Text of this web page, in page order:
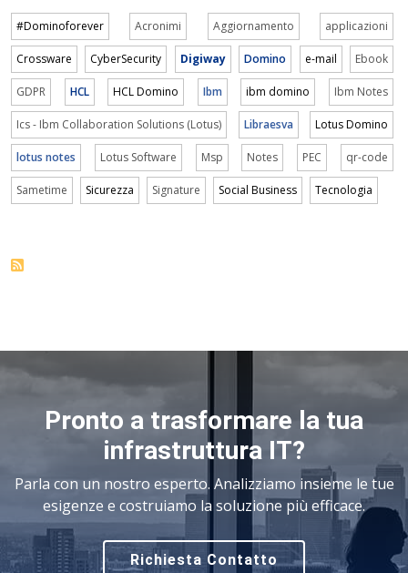
#Dominoforever Acronimi Aggiornamento applicazioni
Crossware CyberSecurity Digiway Domino e-mail Ebook
GDPR HCL HCL Domino Ibm ibm domino Ibm Notes
Ics - Ibm Collaboration Solutions (Lotus) Libraesva Lotus Domino
lotus notes Lotus Software Msp Notes PEC qr-code
Sametime Sicurezza Signature Social Business Tecnologia
Pronto a trasformare la tua
infrastruttura IT?
Parla con un nostro esperto. Analizziamo insieme le tue
esigenze e costruiamo la soluzione più efficace.
Richiesta Contatto